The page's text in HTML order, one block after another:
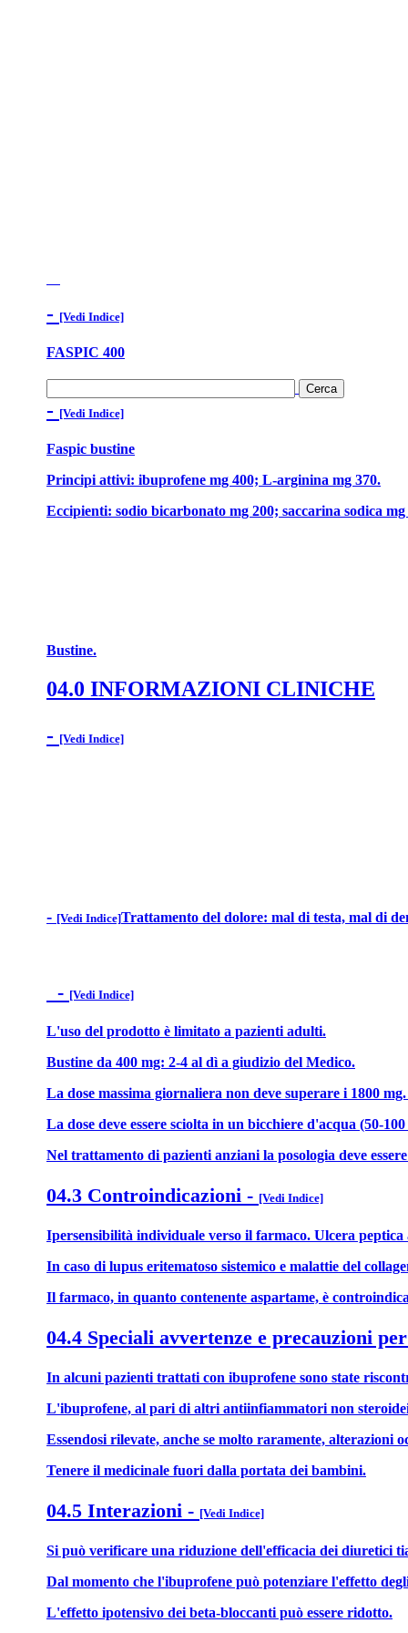
- [Vedi Indice]
FASPIC 400
- [Vedi Indice]
Faspic bustine
Principi attivi: ibuprofene mg 400; L-arginina mg 370.
Eccipienti: sodio bicarbonato mg 200; saccarina sodica
Bustine.
04.0 INFORMAZIONI CLINICHE
- [Vedi Indice]
- [Vedi Indice]Trattamento del dolore: mal di testa, mal di
- [Vedi Indice]
L'uso del prodotto è limitato a pazienti adulti.
Bustine da 400 mg: 2-4 al dì a giudizio del Medico.
La dose massima giornaliera non deve superare i 1800
La dose deve essere sciolta in un bicchiere d'acqua (50-
Nel trattamento di pazienti anziani la posologia deve
04.3 Controindicazioni - [Vedi Indice]
Ipersensibilità individuale verso il farmaco. Ulcera
In caso di lupus eritematoso sistemico e malattie del
Il farmaco, in quanto contenente aspartame, è
04.4 Speciali avvertenze e precauzioni
In alcuni pazienti trattati con ibuprofene sono state
L'ibuprofene, al pari di altri antiinfiammatori non
Essendosi rilevate, anche se molto raramente,
Tenere il medicinale fuori dalla portata dei bambini.
04.5 Interazioni - [Vedi Indice]
Si può verificare una riduzione dell'efficacia dei diuretici
Dal momento che l'ibuprofene può potenziare l'effetto
L'effetto ipotensivo dei beta-bloccanti può essere ridotto.